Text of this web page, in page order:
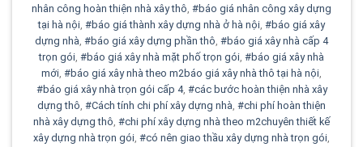
nhân công hoàn thiện nhà xây thô, #báo giá nhân công xây dựng
tại hà nội, #báo giá thành xây dựng nhà ở hà nội, #báo giá xây
dựng nhà, #báo giá xây dựng phần thô, #báo giá xây nhà cấp 4
trọn gói, #báo giá xây nhà mặt phố trọn gói, #báo giá xây nhà
mới, #báo giá xây nhà theo m2báo giá xây nhà thô tại hà nội,
#báo giá xây nhà trọn gói cấp 4, #các bước hoàn thiện nhà xây
dựng thô, #Cách tính chi phí xây dựng nhà, #chi phí hoàn thiện
nhà xây dựng thô, #chi phí xây dựng nhà theo m2chuyên thiết kế
xây dựng nhà trọn gói, #có nên giao thầu xây dựng nhà trọn gói,